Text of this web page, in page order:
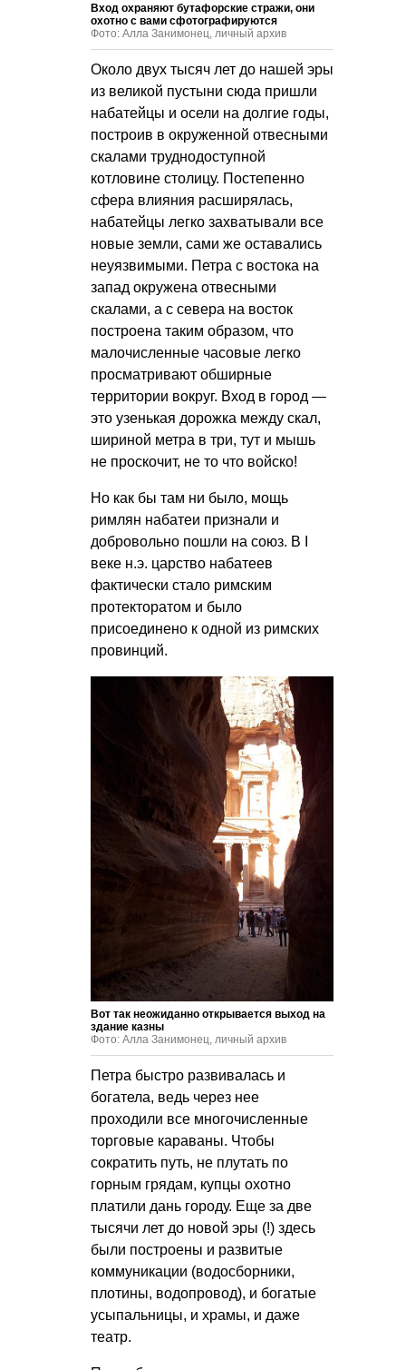
Вход охраняют бутафорские стражи, они
охотно с вами сфотографируются
Фото: Алла Занимонец, личный архив
Около двух тысяч лет до нашей эры
из великой пустыни сюда пришли
набатейцы и осели на долгие годы,
построив в окруженной отвесными
скалами труднодоступной
котловине столицу. Постепенно
сфера влияния расширялась,
набатейцы легко захватывали все
новые земли, сами же оставались
неуязвимыми. Петра с востока на
запад окружена отвесными
скалами, а с севера на восток
построена таким образом, что
малочисленные часовые легко
просматривают обширные
территории вокруг. Вход в город —
это узенькая дорожка между скал,
шириной метра в три, тут и мышь
не проскочит, не то что войско!
Но как бы там ни было, мощь
римлян набатеи признали и
добровольно пошли на союз. В I
веке н.э. царство набатеев
фактически стало римским
протекторатом и было
присоединено к одной из римских
провинций.
Вот так неожиданно открывается выход на
здание казны
Фото: Алла Занимонец, личный архив
Петра быстро развивалась и
богатела, ведь через нее
проходили все многочисленные
торговые караваны. Чтобы
сократить путь, не плутать по
горным грядам, купцы охотно
платили дань городу. Еще за две
тысячи лет до новой эры (!) здесь
были построены и развитые
коммуникации (водосборники,
плотины, водопровод), и богатые
усыпальницы, и храмы, и даже
театр.